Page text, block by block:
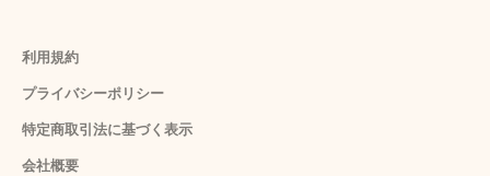
利用規約
プライバシーポリシー
特定商取引法に基づく表示
会社概要